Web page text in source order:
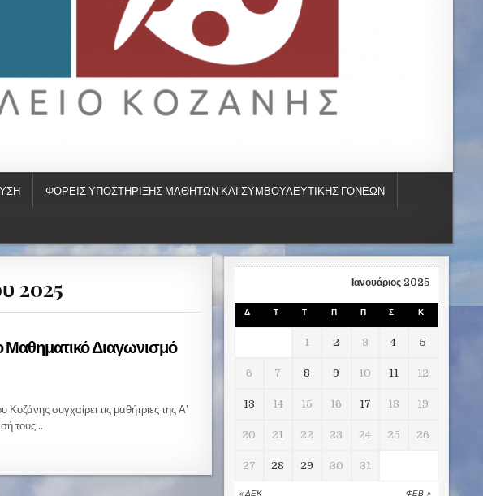
ΦΟΡΕΙΣ ΥΠΟΣΤΗΡΙΞΗΣ ΜΑΘΗΤΩΝ ΚΑΙ ΣΥΜΒΟΥΛΕΥΤΙΚΗΣ ΓΟΝΕΩΝ
2025
Μαθηματικό Διαγωνισμό
συγχαίρει τις μαθήτριες της Α’
τους…
Ιανουάριος 2025
Δ Τ Τ Π Π Σ Κ
« ΔΕΚ ΦΕΒ »
1 2 3 4 5
6 7 8 9 10 11 12
13 14 15 16 17 18 19
20 21 22 23 24 25 26
27 28 29 30 31